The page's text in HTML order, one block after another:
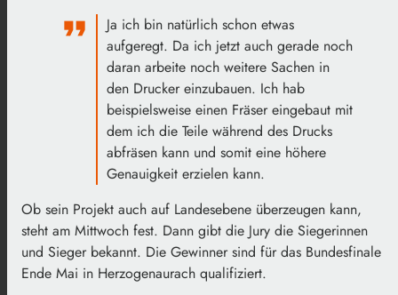
Ja ich bin natürlich schon etwas
aufgeregt. Da ich jetzt auch gerade noch
daran arbeite noch weitere Sachen in
den Drucker einzubauen. Ich hab
beispielsweise einen Fräser eingebaut mit
dem ich die Teile während des Drucks
abfräsen kann und somit eine höhere
Genauigkeit erzielen kann.
Ob sein Projekt auch auf Landesebene überzeugen kann,
steht am Mittwoch fest. Dann gibt die Jury die Siegerinnen
und Sieger bekannt. Die Gewinner sind für das Bundesfinale
Ende Mai in Herzogenaurach qualifiziert.